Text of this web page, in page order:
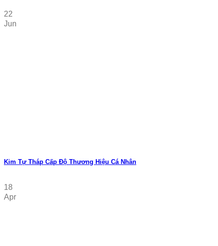
22
Jun
Kim Tự Tháp Cấp Độ Thương Hiệu Cá Nhân
18
Apr